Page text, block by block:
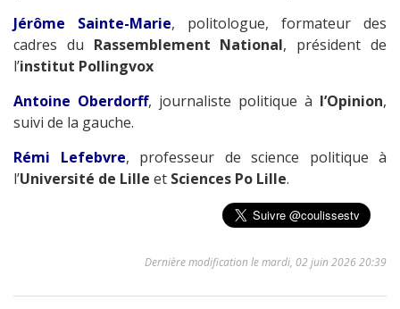
Jérôme Sainte-Marie, politologue, formateur des
cadres du Rassemblement National, président de
l’institut Pollingvox
Antoine Oberdorff, journaliste politique à l’Opinion,
suivi de la gauche.
Rémi Lefebvre, professeur de science politique à
l’Université de Lille et Sciences Po Lille.
Dernière modification le mardi, 02 juin 2026 20:39